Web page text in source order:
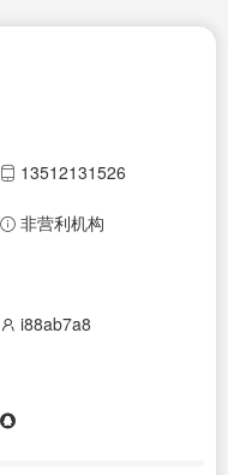
13512131526
非营利机构
i88ab7a8